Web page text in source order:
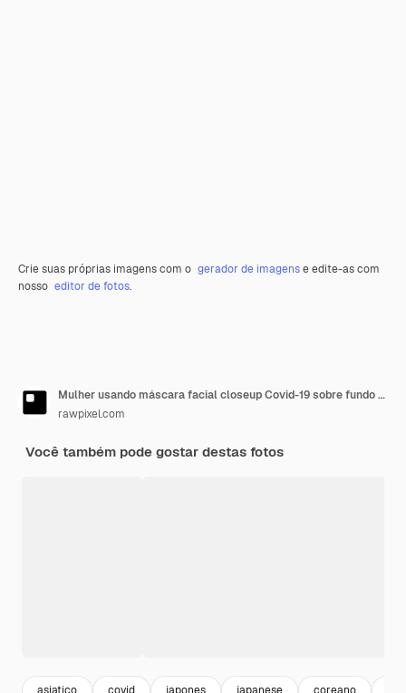
Crie suas próprias imagens com o gerador de imagense edite-as com
nosso editor de fotos.
Mulher usando máscara facial closeup Covid-19 sobre fundo verde
rawpixel.com
Você também pode gostar destas fotos
asiatico covid japones japanese coreano